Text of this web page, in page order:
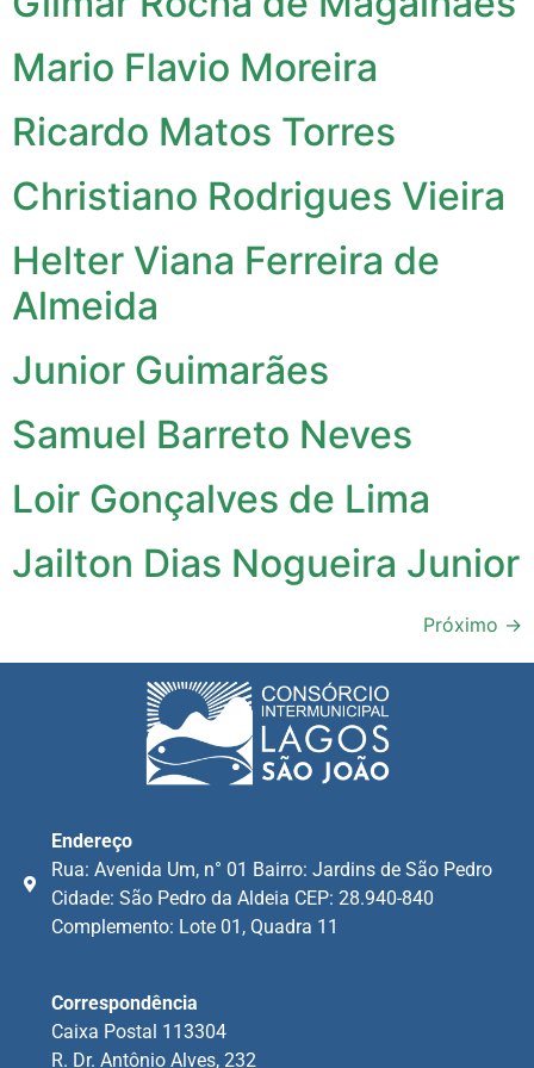
Mario Flavio Moreira
Ricardo Matos Torres
Christiano Rodrigues Vieira
Helter Viana Ferreira de
Almeida
Junior Guimarães
Samuel Barreto Neves
Loir Gonçalves de Lima
Jailton Dias Nogueira Junior
Próximo →
Endereço
Rua: Avenida Um, n° 01 Bairro: Jardins de São Pedro
Cidade: São Pedro da Aldeia CEP: 28.940-840
Complemento: Lote 01, Quadra 11
Correspondência
Caixa Postal 113304
R. Dr. Antônio Alves, 232